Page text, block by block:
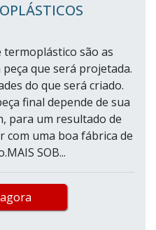
termoplástico são as
que será projetada.
do que será criado.
final depende de sua
para um resultado de
com uma boa fábrica de
SOB...